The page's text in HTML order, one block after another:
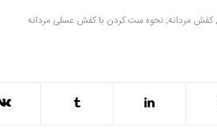
,کفش مردانه, نحوه ست کردن با کفش عسلی مردانه